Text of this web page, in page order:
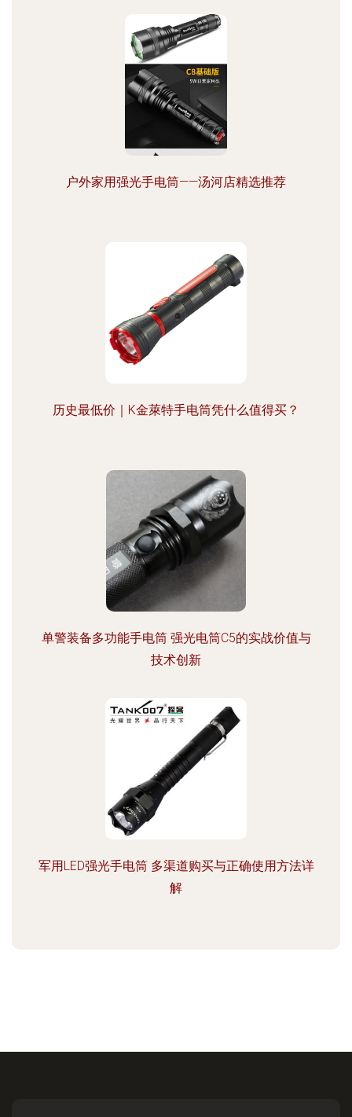
户外家用强光手电筒——汤河店精选推荐
历史最低价｜K金萊特手电筒凭什么值得买？
单警装备多功能手电筒 强光电筒C5的实战价值与
技术创新
军用LED强光手电筒 多渠道购买与正确使用方法详
解